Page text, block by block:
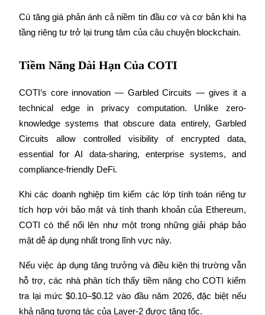
Tìm hiểu về kiếm thu nhập thụ động
Đối tác Bitrue
Cú tăng giá phản ánh cả niềm tin đầu cơ và cơ bản khi hạ
tầng riêng tư trở lại trung tâm của câu chuyện blockchain.
Tiềm Năng Dài Hạn Của COTI
COTI’s core innovation — Garbled Circuits — gives it a
technical edge in privacy computation. Unlike zero-
knowledge systems that obscure data entirely, Garbled
Circuits allow controlled visibility of encrypted data,
essential for AI data-sharing, enterprise systems, and
compliance-friendly DeFi.
Khi các doanh nghiệp tìm kiếm các lớp tính toán riêng tư
tích hợp với bảo mật và tính thanh khoản của Ethereum,
COTI có thể nổi lên như một trong những giải pháp bảo
mật dễ áp dụng nhất trong lĩnh vực này.
Nếu việc áp dụng tăng trưởng và điều kiện thị trường vẫn
hỗ trợ, các nhà phân tích thấy tiềm năng cho COTI kiểm
tra lại mức $0.10–$0.12 vào đầu năm 2026, đặc biệt nếu
khả năng tương tác của Layer-2 được tăng tốc.